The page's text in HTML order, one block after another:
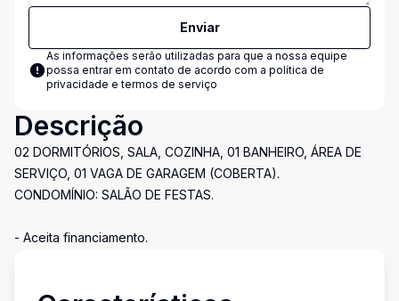
Enviar
As informações serão utilizadas para que a nossa equipe
possa entrar em contato de acordo com a política de
privacidade e termos de serviço
Descrição
02 DORMITÓRIOS, SALA, COZINHA, 01 BANHEIRO, ÁREA DE
SERVIÇO, 01 VAGA DE GARAGEM (COBERTA).
CONDOMÍNIO: SALÃO DE FESTAS.
- Aceita financiamento.